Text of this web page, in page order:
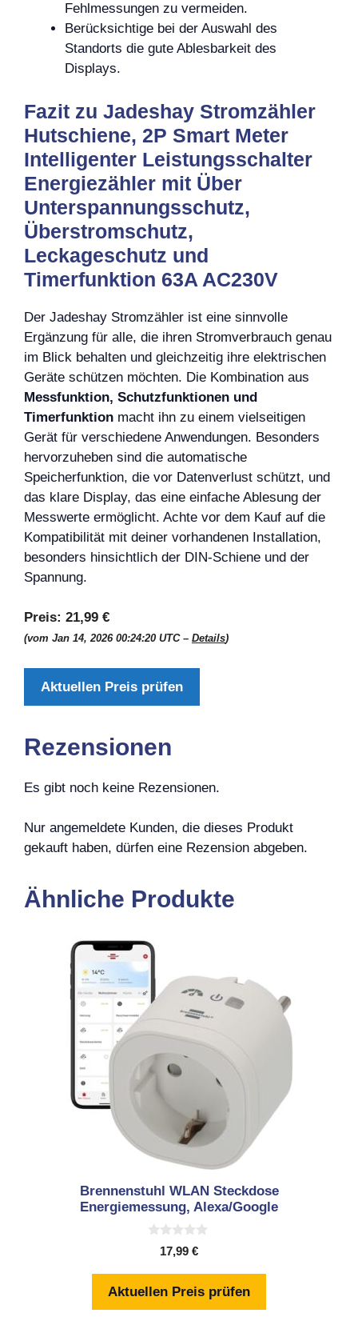
Fehlmessungen zu vermeiden.
Berücksichtige bei der Auswahl des
Standorts die gute Ablesbarkeit des
Displays.
Fazit zu Jadeshay Stromzähler
Hutschiene, 2P Smart Meter
Intelligenter Leistungsschalter
Energiezähler mit Über
Unterspannungsschutz,
Überstromschutz,
Leckageschutz und
Timerfunktion 63A AC230V
Der Jadeshay Stromzähler ist eine sinnvolle
Ergänzung für alle, die ihren Stromverbrauch genau
im Blick behalten und gleichzeitig ihre elektrischen
Geräte schützen möchten. Die Kombination aus
Messfunktion, Schutzfunktionen und
Timerfunktion macht ihn zu einem vielseitigen
Gerät für verschiedene Anwendungen. Besonders
hervorzuheben sind die automatische
Speicherfunktion, die vor Datenverlust schützt, und
das klare Display, das eine einfache Ablesung der
Messwerte ermöglicht. Achte vor dem Kauf auf die
Kompatibilität mit deiner vorhandenen Installation,
besonders hinsichtlich der DIN-Schiene und der
Spannung.
Preis: 21,99 €
(vom Jan 14, 2026 00:24:20 UTC – Details)
Aktuellen Preis prüfen
Rezensionen
Es gibt noch keine Rezensionen.
Nur angemeldete Kunden, die dieses Produkt
gekauft haben, dürfen eine Rezension abgeben.
Ähnliche Produkte
Brennenstuhl WLAN Steckdose
Energiemessung, Alexa/Google
5
17,99 €
Aktuellen Preis prüfen